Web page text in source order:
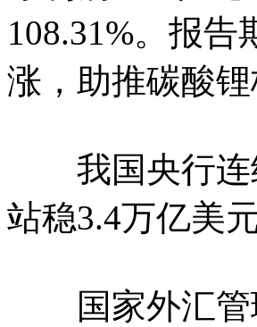
108.31%。报
涨，助推碳酸
我国央行连
站稳3.4万亿美
国家外汇管